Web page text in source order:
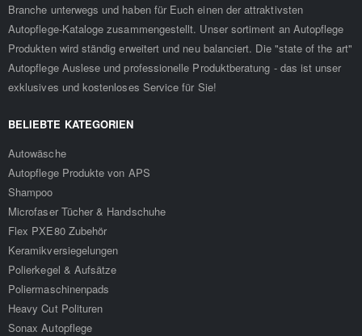
Branche unterwegs und haben für Euch einen der attraktivsten
Autopflege-Kataloge zusammengestellt. Unser sortiment an Autopflege
Produkten wird ständig erweitert und neu balanciert. Die "state of the art"
Autopflege Auslese und professionelle Produktberatung - das ist unser
exklusives und kostenloses Service für Sie!
BELIEBTE KATEGORIEN
Autowäsche
Autopflege Produkte von APS
Shampoo
Microfaser Tücher & Handschuhe
Flex PXE80 Zubehör
Keramikversiegelungen
Polierkegel & Aufsätze
Poliermaschinenpads
Heavy Cut Polituren
Sonax Autopflege